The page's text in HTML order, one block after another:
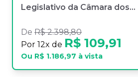
Legislativo da Câmara dos
De R$ 2.398,80
Por 12x de R$ 109,91
Ou R$ 1.186,97 à vista